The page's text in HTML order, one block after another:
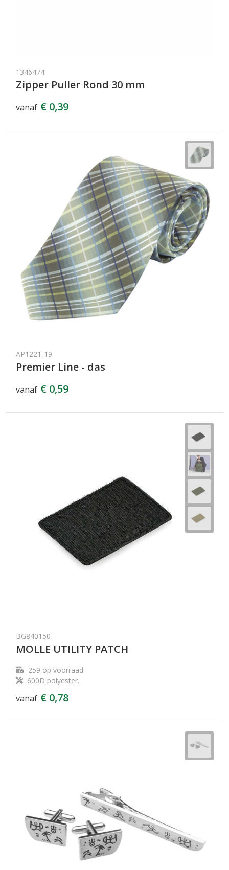
1346474
Zipper Puller Rond 30 mm
vanaf € 0,39
AP1221-19
Premier Line - das
vanaf € 0,59
BG840150
MOLLE UTILITY PATCH
259 op voorraad
600D polyester.
vanaf € 0,78